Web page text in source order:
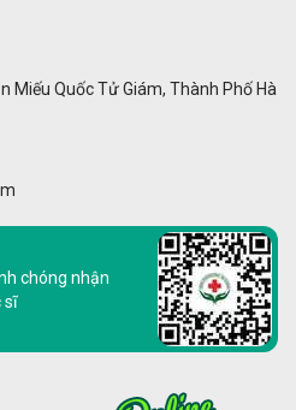
Miếu Quốc Tử Giám, Thành Phố Hà
chóng nhận
sĩ